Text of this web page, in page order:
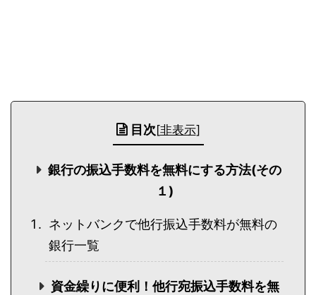
目次[非表示]
銀行の振込手数料を無料にする方法(その
１)
ネットバンクで他行振込手数料が無料の
銀行一覧
資金繰りに便利！他行宛振込手数料を無